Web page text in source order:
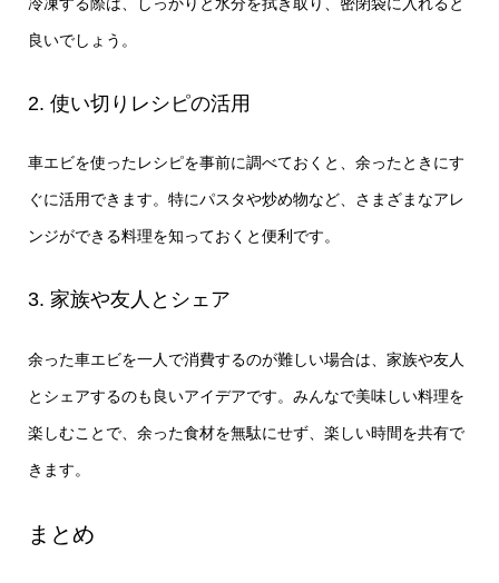
冷凍する際は、しっかりと水分を拭き取り、密閉袋に入れると
良いでしょう。
2. 使い切りレシピの活用
車エビを使ったレシピを事前に調べておくと、余ったときにす
ぐに活用できます。特にパスタや炒め物など、さまざまなアレ
ンジができる料理を知っておくと便利です。
3. 家族や友人とシェア
余った車エビを一人で消費するのが難しい場合は、家族や友人
とシェアするのも良いアイデアです。みんなで美味しい料理を
楽しむことで、余った食材を無駄にせず、楽しい時間を共有で
きます。
まとめ